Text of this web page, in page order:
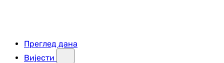
Преглед дана
Вијести